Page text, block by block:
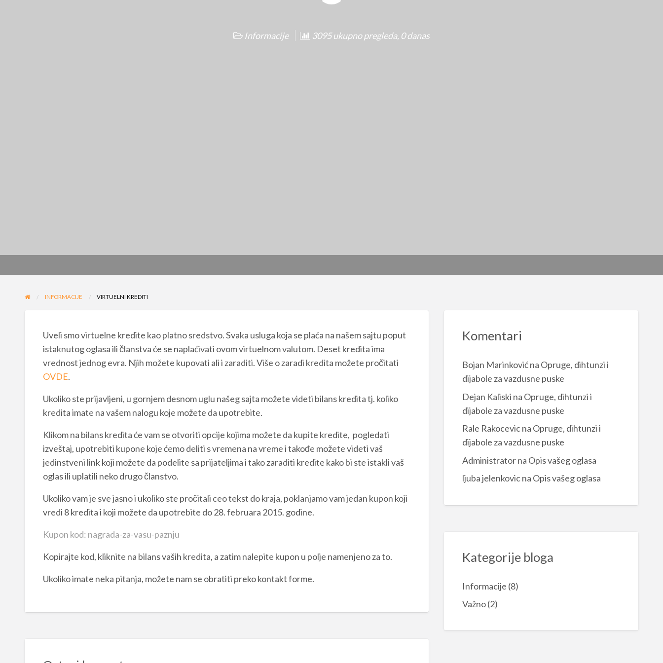
Informacije 3095 ukupno pregleda, 0 danas
INFORMACIJE VIRTUELNI KREDITI
Uveli smo virtuelne kredite kao platno sredstvo. Svaka usluga koja se plaća na našem sajtu poput
istaknutog oglasa ili članstva će se naplaćivati ovom virtuelnom valutom. Deset kredita ima
vrednost jednog evra. Njih možete kupovati ali i zaraditi. Više o zaradi kredita možete pročitati
OVDE.
Ukoliko ste prijavljeni, u gornjem desnom uglu našeg sajta možete videti bilans kredita tj. koliko
kredita imate na vašem nalogu koje možete da upotrebite.
Klikom na bilans kredita će vam se otvoriti opcije kojima možete da kupite kredite, pogledati
izveštaj, upotrebiti kupone koje ćemo deliti s vremena na vreme i takođe možete videti vaš
jedinstveni link koji možete da podelite sa prijateljima i tako zaraditi kredite kako bi ste istakli vaš
oglas ili uplatili neko drugo članstvo.
Ukoliko vam je sve jasno i ukoliko ste pročitali ceo tekst do kraja, poklanjamo vam jedan kupon koji
vredi 8 kredita i koji možete da upotrebite do 28. februara 2015. godine.
Kupon kod: nagrada-za-vasu-paznju
Kopirajte kod, kliknite na bilans vaših kredita, a zatim nalepite kupon u polje namenjeno za to.
Ukoliko imate neka pitanja, možete nam se obratiti preko kontakt forme.
Komentari
Bojan Marinkovićna Opruge, dihtunzi i
dijabole za vazdusne puske
Dejan Kaliski na Opruge, dihtunzi i
dijabole za vazdusne puske
Rale Rakocevicna Opruge, dihtunzi i
dijabole za vazdusne puske
Administratorna Opis vašeg oglasa
ljuba jelenkovicna Opis vašeg oglasa
Kategorije bloga
Informacije (8)
Važno(2)